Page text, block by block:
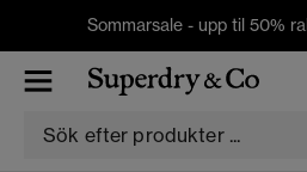
Sommarsale - upp til 50%